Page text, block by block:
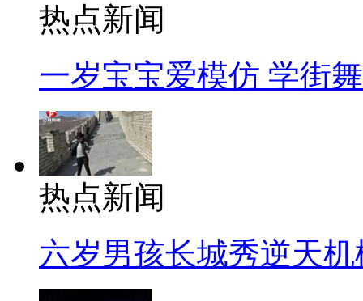
热点新闻
一岁宝宝爱模仿 学街
热点新闻
六岁男孩长城秀逆天机